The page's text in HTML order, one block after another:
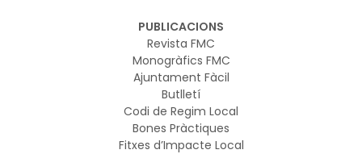
PUBLICACIONS
Revista FMC
Monogràfics FMC
Ajuntament Fàcil
Butlletí
Codi de Regim Local
Bones Pràctiques
Fitxes d’Impacte Local